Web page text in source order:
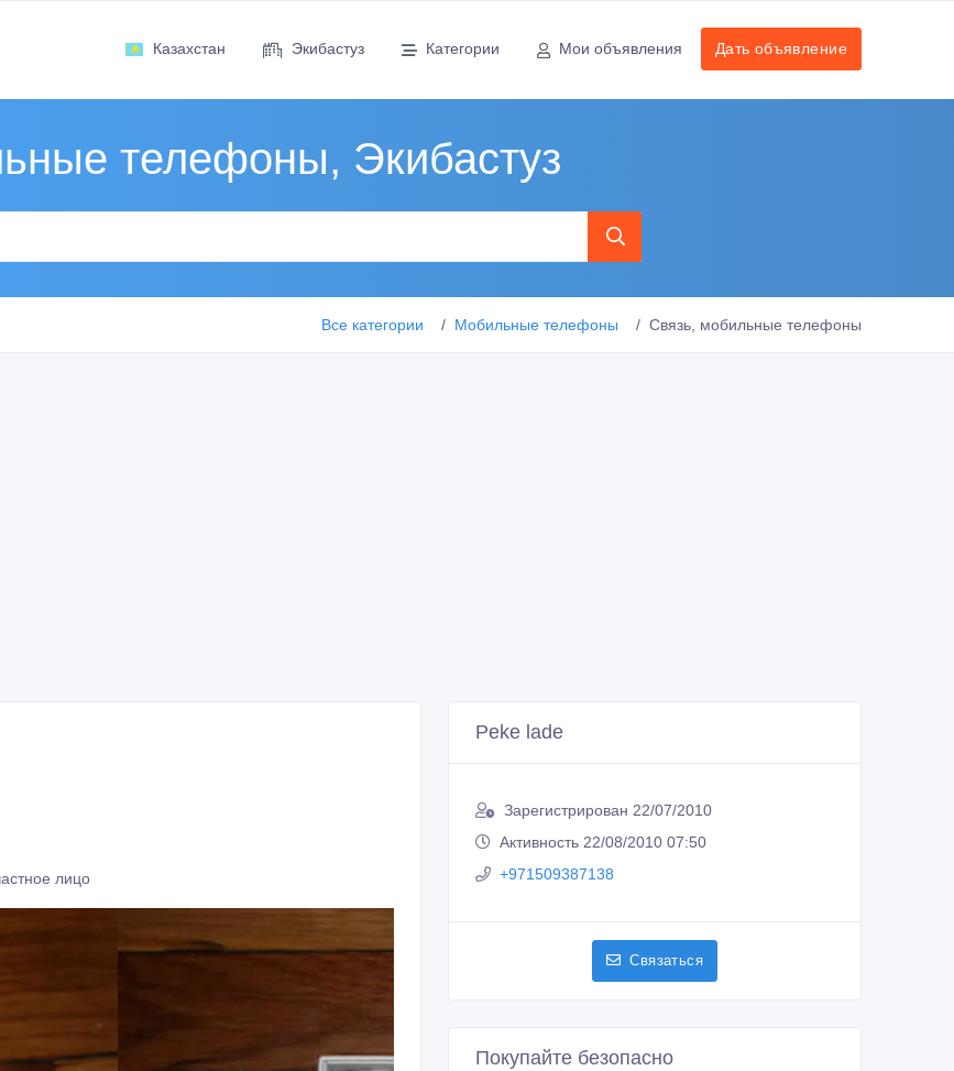
Казахстан Экибастуз Категории Мои объявления Дать объявление
телефоны, Экибастуз
Все категории Мобильные телефоны Связь, мобильные телефоны
лицо
Peke lade
Зарегистрирован 22/07/2010
Активность 22/08/2010 07:50
+971509387138
Связаться
Покупайте безопасно